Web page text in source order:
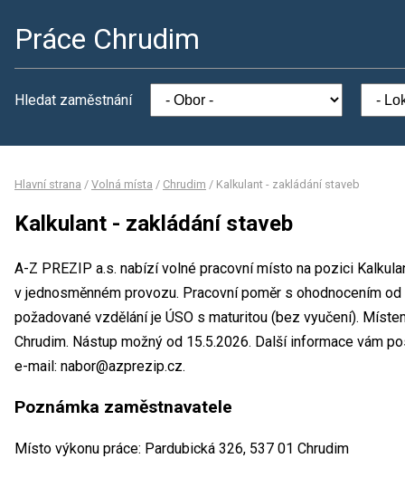
Práce Chrudim
Hledat zaměstnání
Hlavní strana / Volná místa / Chrudim / Kalkulant - zakládání staveb
Kalkulant - zakládání staveb
A-Z PREZIP a.s. nabízí volné pracovní místo na pozici
v jednosměnném provozu. Pracovní poměr s ohodnocením
požadované vzdělání je ÚSO s maturitou (bez vyučení).
Chrudim. Nástup možný od 15.5.2026. Další informace vám
e-mail: nabor@azprezip.cz.
Poznámka zaměstnavatele
Místo výkonu práce: Pardubická 326, 537 01 Chrudim